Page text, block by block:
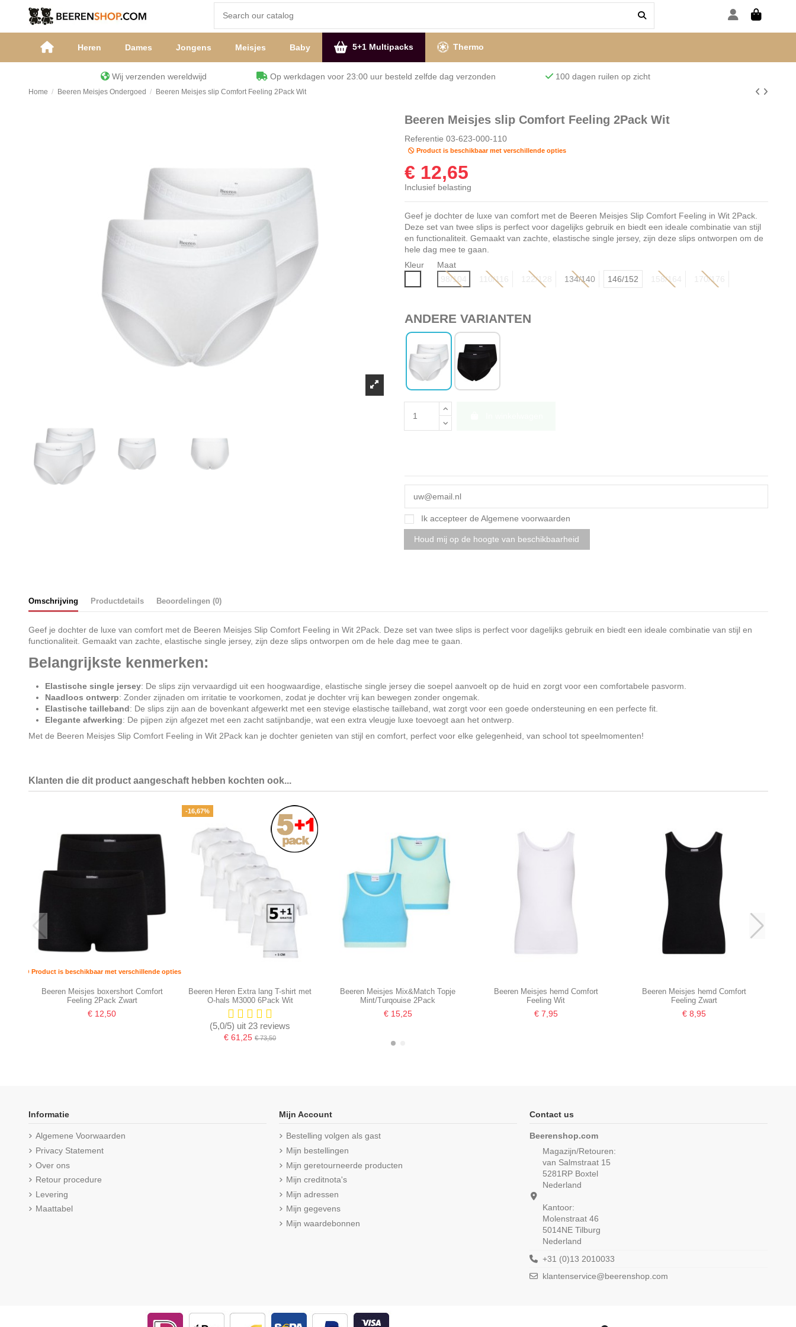
Heren Dames Jongens Meisjes Baby 5+1 Multipacks Thermo
Wij verzenden wereldwijd Op werkdagen voor 23:00 uur besteld zelfde dag verzonden 100 dagen ruilen op zicht
Home Beeren Meisjes Ondergoed Beeren Meisjes slip Comfort Feeling 2Pack Wit
Beeren Meisjes slip Comfort Feeling 2Pack Wit
Referentie 03-623-000-110
Product is beschikbaar met verschillende opties
€ 12,65
Inclusief belasting
Geef je dochter de luxe van comfort met de Beeren Meisjes Slip Comfort Feeling in Wit 2Pack.
Deze set van twee slips is perfect voor dagelijks gebruik en biedt een ideale combinatie van stijl
en functionaliteit. Gemaakt van zachte, elastische single jersey, zijn deze slips ontworpen om de
hele dag mee te gaan.
Kleur
Maat
98/104
110/116 122/128 134/140 146/152 158/164 170/176
ANDERE VARIANTEN
Ik accepteer de Algemene voorwaarden
Omschrijving Productdetails Beoordelingen (0)
Geef je dochter de luxe van comfort met de Beeren Meisjes Slip Comfort Feeling in Wit 2Pack. Deze set van twee slips is perfect voor dagelijks gebruik en biedt een ideale combinatie van stijl en
functionaliteit. Gemaakt van zachte, elastische single jersey, zijn deze slips ontworpen om de hele dag mee te gaan.
Belangrijkste kenmerken:
Elastische single jersey: De slips zijn vervaardigd uit een hoogwaardige, elastische single jersey die soepel aanvoelt op de huid en zorgt voor een comfortabele pasvorm.
Naadloos ontwerp: Zonder zijnaden om irritatie te voorkomen, zodat je dochter vrij kan bewegen zonder ongemak.
Elastische tailleband: De slips zijn aan de bovenkant afgewerkt met een stevige elastische tailleband, wat zorgt voor een goede ondersteuning en een perfecte fit.
Elegante afwerking: De pijpen zijn afgezet met een zacht satijnbandje, wat een extra vleugje luxe toevoegt aan het ontwerp.
Met de Beeren Meisjes Slip Comfort Feeling in Wit 2Pack kan je dochter genieten van stijl en comfort, perfect voor elke gelegenheid, van school tot speelmomenten!
Klanten die dit product aangeschaft hebben kochten ook...
Product is beschikbaar met verschillende opties
Beeren Meisjes boxershort Comfort
Feeling 2Pack Zwart
€ 12,50
-16,67%
Beeren Heren Extra lang T-shirt met
O-hals M3000 6Pack Wit
(5,0/5) uit 23 reviews
€ 61,25€ 73,50
Beeren Meisjes Mix&Match Topje
Mint/Turqouise 2Pack
€ 15,25
Beeren Meisjes hemd Comfort
Feeling Wit
€ 7,95
Beeren Meisjes hemd Comfort
Feeling Zwart
€ 8,95
Beeren Meisjes boxershort Comfort
Feeling 2Pack Wit
(4/5) uit 1 reviews
Informatie
Algemene Voorwaarden
Privacy Statement
Over ons
Retour procedure
Levering
Maattabel
Mijn Account
Bestelling volgen als gast
Mijn bestellingen
Mijn geretourneerde producten
Mijn creditnota's
Mijn adressen
Mijn gegevens
Mijn waardebonnen
Contact us
Beerenshop.com
Magazijn/Retouren:
van Salmstraat 15
5281RP Boxtel
Nederland
Kantoor:
Molenstraat 46
5014NE Tilburg
Nederland
+31 (0)13 2010033
klantenservice@beerenshop.com